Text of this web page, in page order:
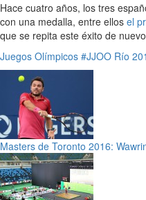
Hace cuatro años, los tres
con una medalla, entre ellos el
que se repita este éxito de
Juegos Olímpicos #JJOO Río
Masters de Toronto 2016: